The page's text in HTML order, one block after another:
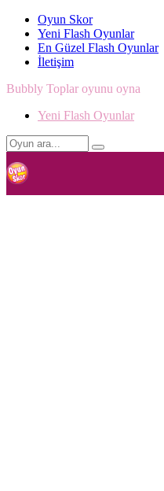
Oyun Skor
Yeni Flash Oyunlar
En Güzel Flash Oyunlar
İletişim
Bubbly Toplar oyunu oyna
Yeni Flash Oyunlar